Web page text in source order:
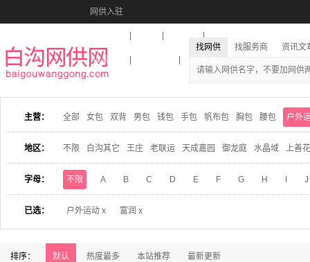
网供入驻
收藏本站
找网供 找服务商 资讯文
主营： 全部 女包 双背 男包 钱包 手包 帆布包 胸包 腰包 户外
地区： 不限 白沟其它 王庄 老联运 天成嘉园 御龙庭 水晶域 上善
字母： 不限 A B C D E F G H J
已选： 户外运动 x 富润 x
排序： 默认 热度最多 本站推荐 最新更新